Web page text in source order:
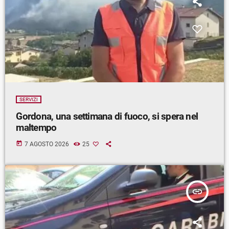
SERVIZI
Gordona, una settimana di fuoco, si spera nel
maltempo
today 7 AGOSTO 2026 25
insert_link